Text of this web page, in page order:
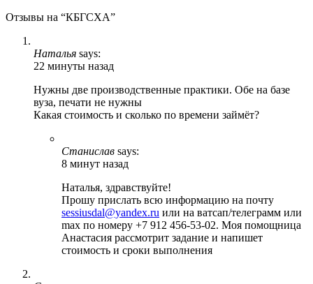
Отзывы на “КБГСХА”
Наталья says:
22 минуты назад
Нужны две производственные практики. Обе на базе
вуза, печати не нужны
Какая стоимость и сколько по времени займёт?
Станислав says:
8 минут назад
Наталья, здравствуйте!
Прошу прислать всю информацию на почту
sessiusdal@yandex.ru или на ватсап/телеграмм или
max по номеру +7 912 456-53-02. Моя помощница
Анастасия рассмотрит задание и напишет
стоимость и сроки выполнения